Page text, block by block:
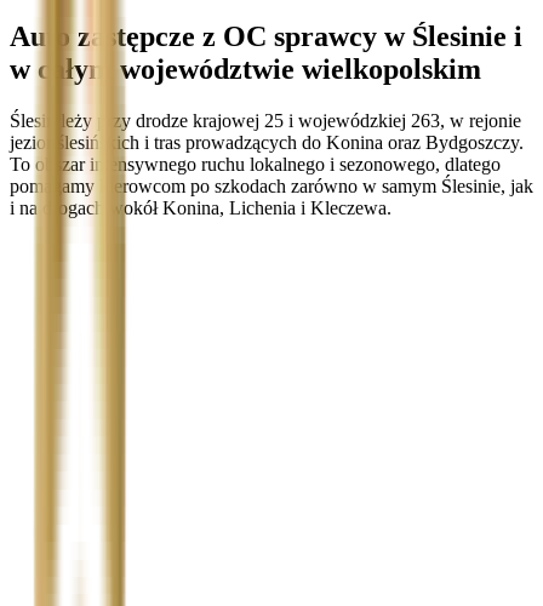
Auto zastępcze z OC sprawcy w Ślesinie i
w całym województwie wielkopolskim
Ślesin leży przy drodze krajowej 25 i wojewódzkiej 263, w rejonie
jezior ślesińskich i tras prowadzących do Konina oraz Bydgoszczy.
To obszar intensywnego ruchu lokalnego i sezonowego, dlatego
pomagamy kierowcom po szkodach zarówno w samym Ślesinie, jak
i na drogach wokół Konina, Lichenia i Kleczewa.